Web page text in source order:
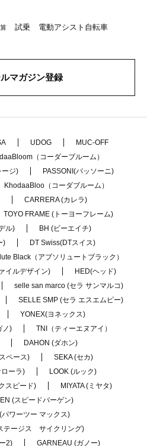
試乗 電動アシスト自転車
ルマガジン登録
UDOG
MUC-OFF
（コーダーブルーム）
ジ)
PASSONI(パッソーニ)
KhodaaBloo（コーダブルーム）
CARRERA (カレラ)
TOYO FRAME (トーヨーフレーム)
ル)
BH (ビーエイチ)
)
DT Swiss(DTスイス)
Black（アブソリュートブラック）
イルデザイン)
HED(ヘッド)
selle san marco (セラ サンマルコ)
SELLE SMP (セラ エスエムピー)
YONEX(ヨネックス)
ノ)
TNI（ティーエヌアイ）
DAHON (ダホン)
ペース)
SEKA (セカ)
ーラ)
LOOK (ルック)
スピード)
MIYATA (ミヤタ)
(スピードバーゲン)
ワーツー マックス)
テージス サイクリング)
2)
GARNEAU (ガノー)